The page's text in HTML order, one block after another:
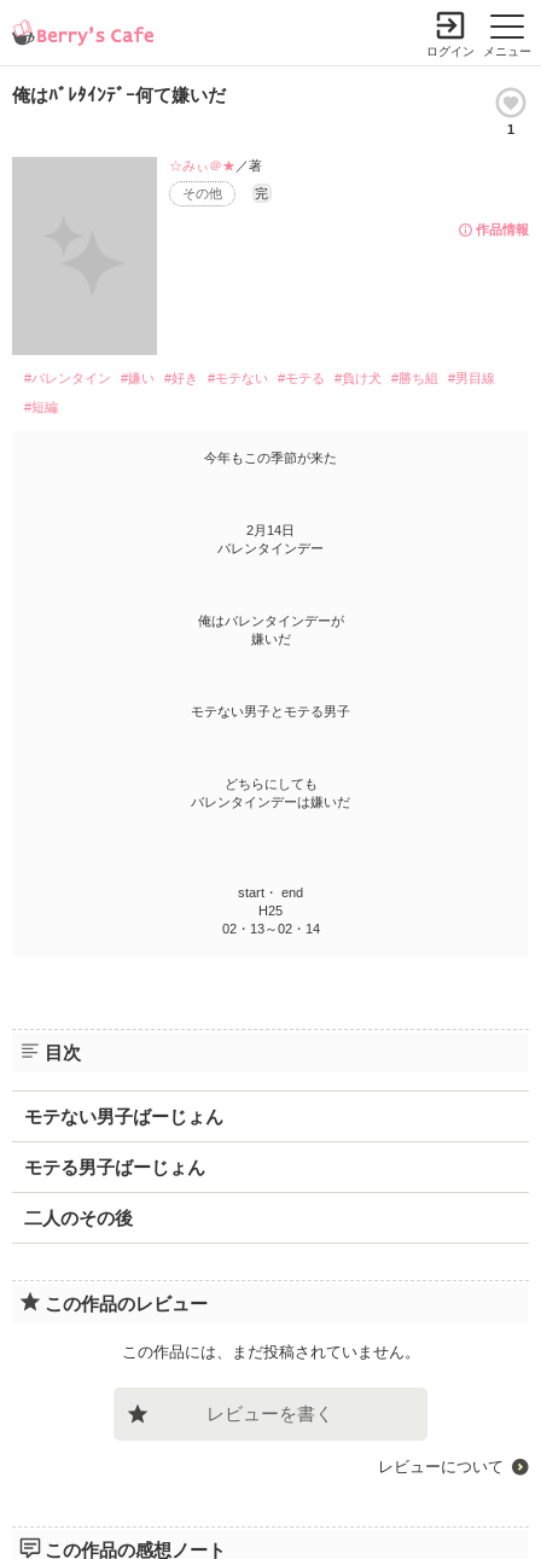
メニュー
ログイン
俺はﾊﾞﾚﾀｲﾝﾃﾞｰ何て嫌いだ
1
作品情報
その他 完
☆みぃ＠★ ／著
#バレンタイン #嫌い #好き #モテない #モテる #負け犬 #勝ち組
#男目線
#短編
今年もこの季節が来た
2月14日
バレンタインデー
俺はバレンタインデーが
嫌いだ
モテない男子とモテる男子
どちらにしても
バレンタインデーは嫌いだ
start・ end
H25
02・13～02・14
目次
モテない男子ばーじょん
モテる男子ばーじょん
二人のその後
この作品のレビュー
この作品には、まだ投稿されていません。
レビューを書く
レビューについて
この作品の感想ノート